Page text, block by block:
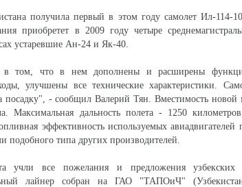
получила первый в этом году самолет Ил-114-
приобретет в 2009 году четыре
устаревшие Ан-24 и Як-40.
в том, что в нем дополнены и расширены
улучшены все технические характеристики.
посадку", - сообщил Валерий Тян. Вместимость
Максимальная дальность полета - 1250
эффективность используемых авиадвигателей
подобного типа других производителей.
учли все пожелания и предложения узбекских
лайнер собран на ГАО "ТАПОиЧ"